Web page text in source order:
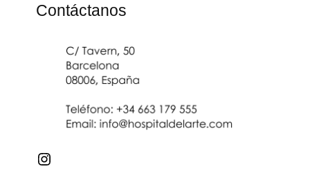
Contáctanos
Instagram